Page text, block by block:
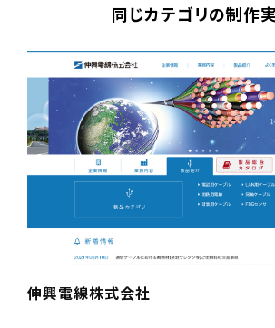
同じカテゴリの制作
伸興電線株式会社